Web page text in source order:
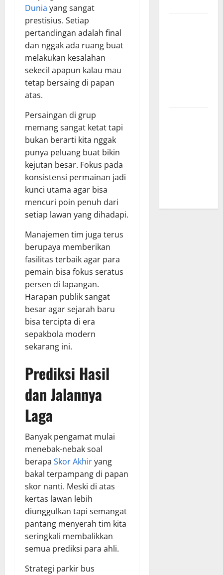
Dunia yang sangat
prestisius. Setiap
pertandingan adalah final
dan nggak ada ruang buat
melakukan kesalahan
sekecil apapun kalau mau
tetap bersaing di papan
atas.
Persaingan di grup
memang sangat ketat tapi
bukan berarti kita nggak
punya peluang buat bikin
kejutan besar. Fokus pada
konsistensi permainan jadi
kunci utama agar bisa
mencuri poin penuh dari
setiap lawan yang dihadapi.
Manajemen tim juga terus
berupaya memberikan
fasilitas terbaik agar para
pemain bisa fokus seratus
persen di lapangan.
Harapan publik sangat
besar agar sejarah baru
bisa tercipta di era
sepakbola modern
sekarang ini.
Prediksi Hasil
dan Jalannya
Laga
Banyak pengamat mulai
menebak-nebak soal
berapa Skor Akhiryang
bakal terpampang di papan
skor nanti. Meski di atas
kertas lawan lebih
diunggulkan tapi semangat
pantang menyerah tim kita
seringkali membalikkan
semua prediksi para ahli.
Strategi parkir bus